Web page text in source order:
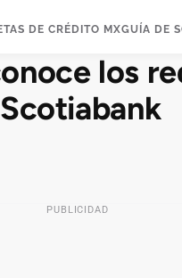
DE CRÉDITO MXGUÍA DE
los
PUBLICIDAD